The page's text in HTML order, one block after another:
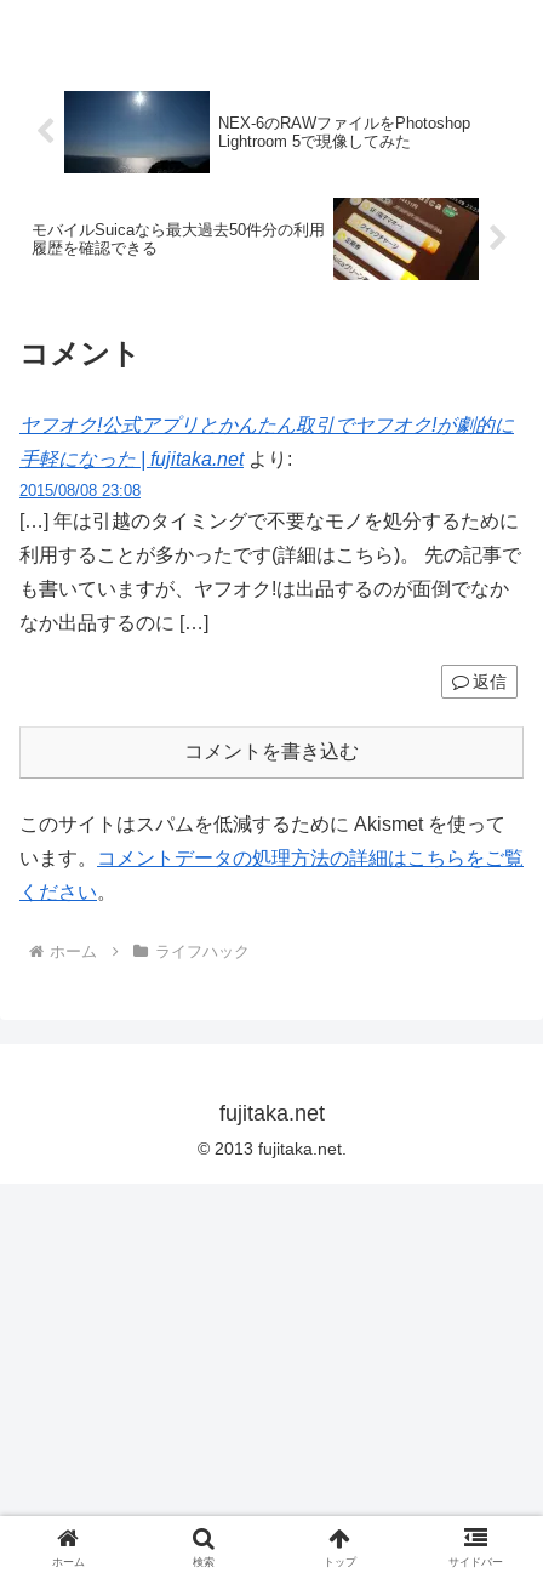
NEX-6のRAWファイルをPhotoshop
Lightroom 5で現像してみた
モバイルSuicaなら最大過去50件分の利用
履歴を確認できる
コメント
ヤフオク!公式アプリとかんたん取引でヤフオク!が劇的に
手軽になった | fujitaka.net より:
2015/08/08 23:08
[…] 年は引越のタイミングで不要なモノを処分するために
利用することが多かったです(詳細はこちら)。 先の記事で
も書いていますが、ヤフオク!は出品するのが面倒でなか
なか出品するのに […]
返信
コメントを書き込む
このサイトはスパムを低減するために Akismet を使って
います。
コメントデータの処理方法の詳細はこちらをご覧
ください。
ホーム ライフハック
fujitaka.net
© 2013 fujitaka.net.
ホーム 検索 トップ サイドバー